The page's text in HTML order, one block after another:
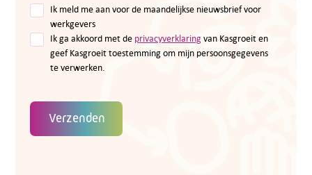
Ik meld me aan voor de maandelijkse nieuwsbrief voor
werkgevers
Ik ga akkoord met de privacyverklaringvan Kasgroeit en
geef Kasgroeit toestemming om mijn persoonsgegevens
te verwerken.
Verzenden